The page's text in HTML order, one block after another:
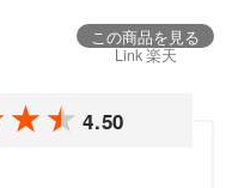
この商品を見る
Link 楽天
4.50